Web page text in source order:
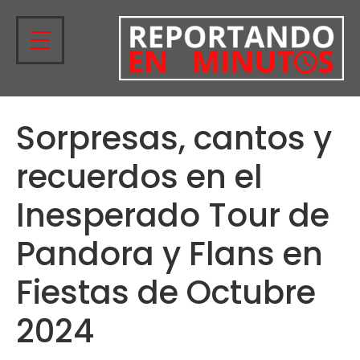
Sorpresas, cantos y
recuerdos en el
Inesperado Tour de
Pandora y Flans en
Fiestas de Octubre
2024